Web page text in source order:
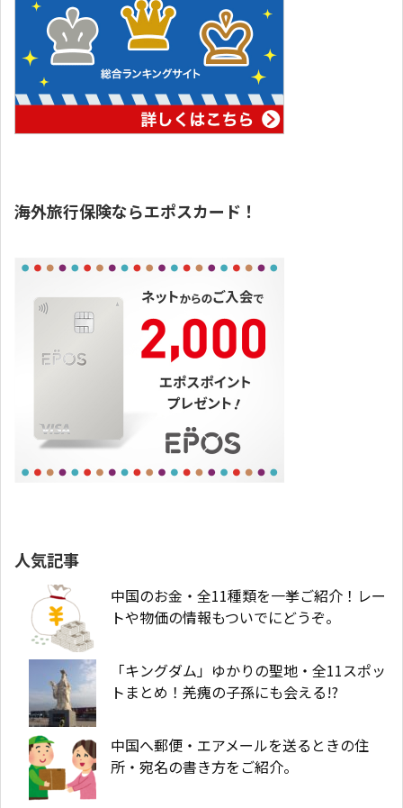
海外旅行保険ならエポスカード！
人気記事
中国のお金・全11種類を一挙ご紹介！レー
トや物価の情報もついでにどうぞ。
「キングダム」ゆかりの聖地・全11スポッ
トまとめ！羌瘣の子孫にも会える!?
中国へ郵便・エアメールを送るときの住
所・宛名の書き方をご紹介。